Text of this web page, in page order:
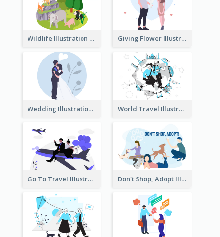
Wildlife Illustration Giving Flower Illustration
Wedding Illustration World Travel Illustration
Go To Travel Illustration Don't Shop, Adopt Illustration